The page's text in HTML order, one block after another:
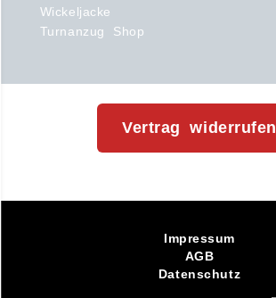
Wickeljacke
Turnanzug Shop
Vertrag widerrufen
Impressum
AGB
Datenschutz